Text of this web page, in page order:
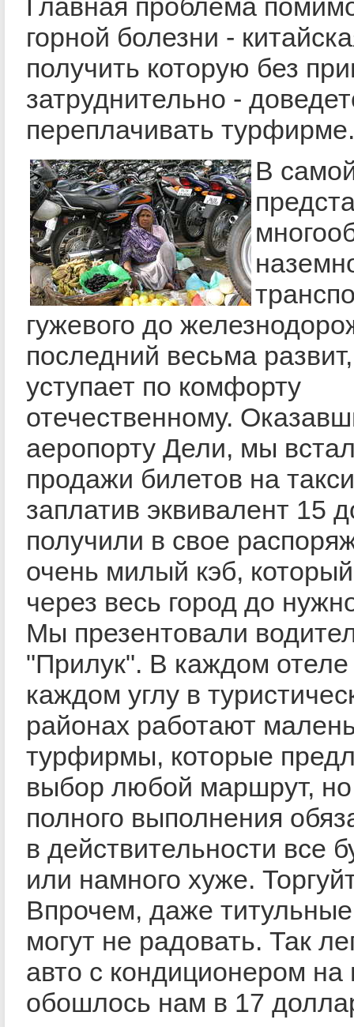
Главная проблема
горной болезни -
получить которую без
затруднительно -
переплачивать турфирме.
В
гужевого до
последний весьма
уступает по комфорту
отечественному.
аеропорту Дели, мы
продажи билетов на
заплатив эквивалент 15
получили в свое
очень милый кэб,
через весь город до
Мы презентовали
"Прилук". В каждом
каждом углу в
районах работают
турфирмы, которые
выбор любой маршрут,
полного выполнения
в действительности все
или намного хуже.
Впрочем, даже
могут не радовать. Так
авто с кондиционером на
обошлось нам в 17